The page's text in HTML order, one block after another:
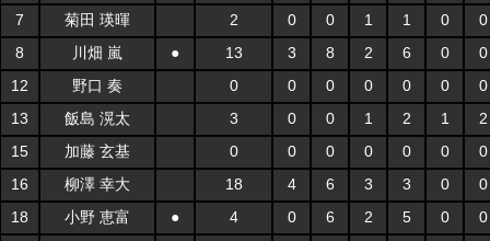
7
菊田 瑛暉 2 0 0 1 1 0
0
8
川畑 嵐 ● 13 3 8 2 6 0
0
12
野口 奏 0 0 0 0 0 0
0
13
飯島 滉太 3 0 0 1 2 1
2
15
加藤 玄基 0 0 0 0 0 0
0
16
柳澤 幸大 18 4 6 3 3 0
0
18
小野 恵富 ● 4 0 6 2 5 0
0